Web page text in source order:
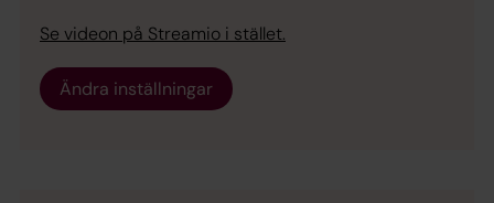
Se videon på Streamio i stället.
Ändra inställningar